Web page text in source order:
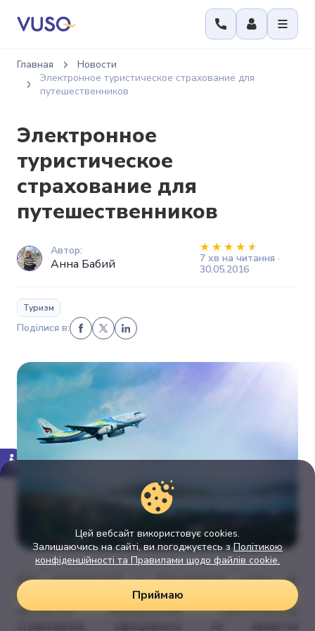
Главная
Новости
Электронное туристическое страхование для
путешественников
Электронное
туристическое
страхование для
путешественников
Автор:
Анна Бабий
7 хв на читання ·
30.05.2016
Туризм
Поділися в:
Для путешествий в большинство стран по
безвизовому режиму владельцам биометрических
паспортов медицинское туристическое
страхование официально не является
Цей вебсайт використовує cookies.
Залишаючись на сайті, ви погоджуєтесь зПолітикою
конфіденційності та Правилами щодо файлів cookie.
Приймаю